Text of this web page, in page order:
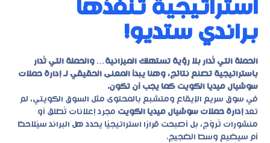
استراتيجية تنفذها
براندي ستديو!
الحملة التي تُدار بلا رؤية تستهلك الميزانية… والحملة التي تُدار
باستراتيجية تصنع نتائج، وهنا يبدأ المعنى الحقيقي لـ إدارة حملات
سوشيال ميديا الكويت كما يجب أن تكون.
في سوق سريع الإيقاع ومتشبع بالمحتوى مثل السوق الكويتي، لم
تعد إدارة حملات سوشيال ميديا الكويت مجرد إعلانات تُطلق أو
منشورات تُروّج، بل أصبحت قرارًا استراتيجيًا يحدد هل البراند سيُلاحظ
أم سيضيع وسط الضجيج.